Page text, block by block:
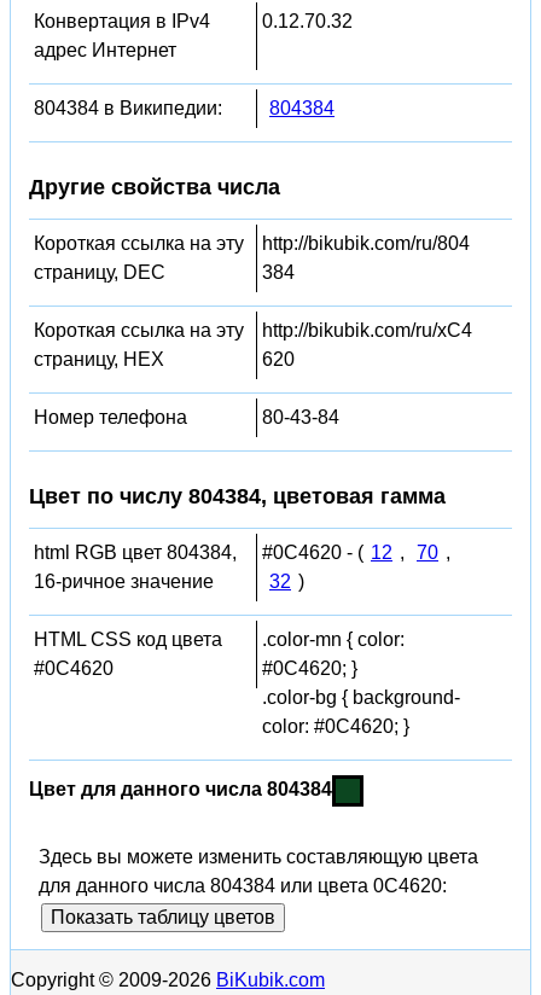
Конвертация в IPv4
адрес Интернет
0.12.70.32
804384 в Википедии: 804384
Другие свойства числа
Короткая ссылка на эту
страницу, DEC
http://bikubik.com/ru/804
384
Короткая ссылка на эту
страницу, HEX
http://bikubik.com/ru/xC4
620
Номер телефона 80-43-84
Цвет по числу 804384, цветовая гамма
html RGB цвет 804384,
16-ричное значение
#0C4620 - ( 12 , 70 ,
32 )
HTML CSS код цвета
#0C4620
.color-mn { color:
#0C4620; }
.color-bg { background-
color: #0C4620; }
Цвет для данного числа 804384
Здесь вы можете изменить составляющую цвета
для данного числа 804384 или цвета 0C4620:
Показать таблицу цветов
Copyright © 2009-2026 BiKubik.com